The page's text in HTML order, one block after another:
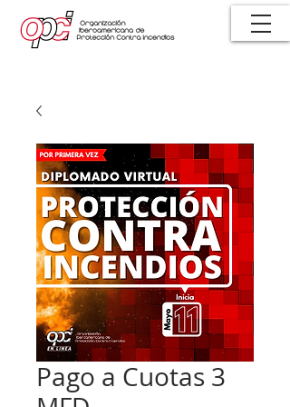
Pago a Cuotas 3